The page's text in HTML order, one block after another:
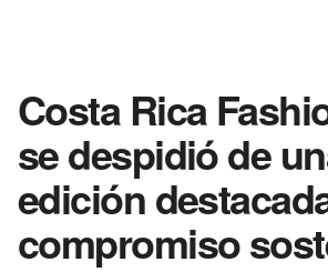
Costa Rica
se despidió de
edición
compromiso